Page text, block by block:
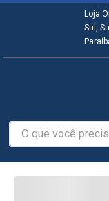
Loja
Sul,
O que você precisa?
COMPRE